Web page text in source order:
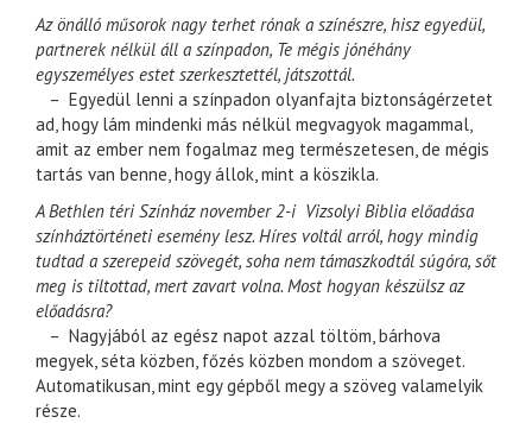
Az önálló műsorok nagy terhet rónak a színészre, hisz egyedül,
partnerek nélkül áll a színpadon, Te mégis jónéhány
egyszemélyes estet szerkesztettél, játszottál.
– Egyedül lenni a színpadon olyanfajta biztonságérzetet
ad, hogy lám mindenki más nélkül megvagyok magammal,
amit az ember nem fogalmaz meg természetesen, de mégis
tartás van benne, hogy állok, mint a köszikla.
A Bethlen téri Színház november 2-i Vizsolyi Biblia előadása
színháztörténeti esemény lesz. Híres voltál arról, hogy mindig
tudtad a szerepeid szövegét, soha nem támaszkodtál súgóra, sőt
meg is tiltottad, mert zavart volna. Most hogyan készülsz az
előadásra?
– Nagyjából az egész napot azzal töltöm, bárhova
megyek, séta közben, főzés közben mondom a szöveget.
Automatikusan, mint egy gépből megy a szöveg valamelyik
része.